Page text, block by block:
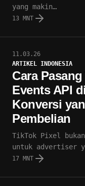
yang makin…
13 MNT
11.03.26
ARTIKEL INDONESIA
Cara
Events API
Konversi
Pembelian
TikTok Pixel
untuk advertiser
17 MNT